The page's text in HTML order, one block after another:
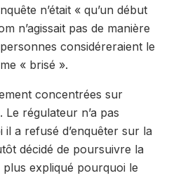
n’était « qu’un début
n’agissait pas de manière
considéreraient le
« brisé ».
concentrées sur
régulateur n’a pas
a refusé d’enquêter sur la
décidé de poursuivre la
plus expliqué pourquoi le